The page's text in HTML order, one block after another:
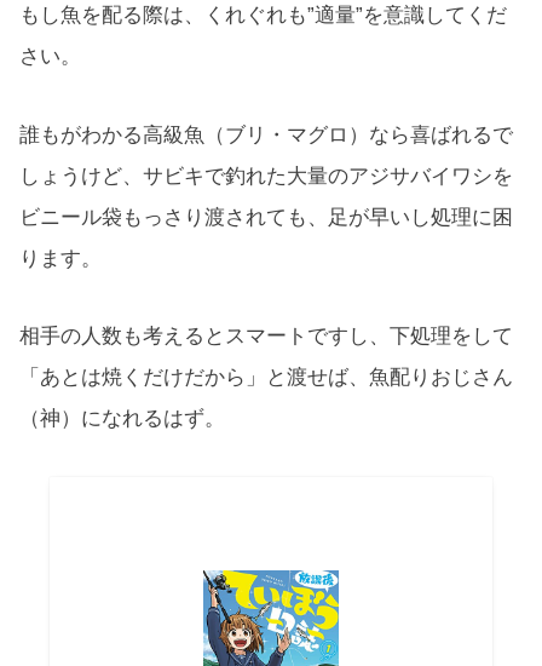
もし魚を配る際は、くれぐれも”適量”を意識してくだ
さい。
誰もがわかる高級魚（ブリ・マグロ）なら喜ばれるで
しょうけど、サビキで釣れた大量のアジサバイワシを
ビニール袋もっさり渡されても、足が早いし処理に困
ります。
相手の人数も考えるとスマートですし、下処理をして
「あとは焼くだけだから」と渡せば、魚配りおじさん
（神）になれるはず。